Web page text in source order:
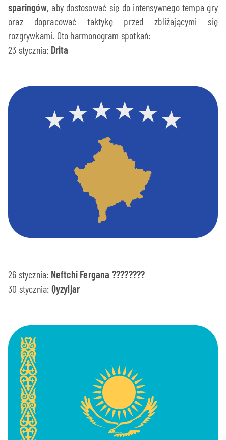
sparingów, aby dostosować się do intensywnego tempa gry
oraz dopracować taktykę przed zbliżającymi się
rozgrywkami. Oto harmonogram spotkań:
23 stycznia: Drita
26 stycznia: Neftchi Fergana ????????
30 stycznia: Qyzyljar